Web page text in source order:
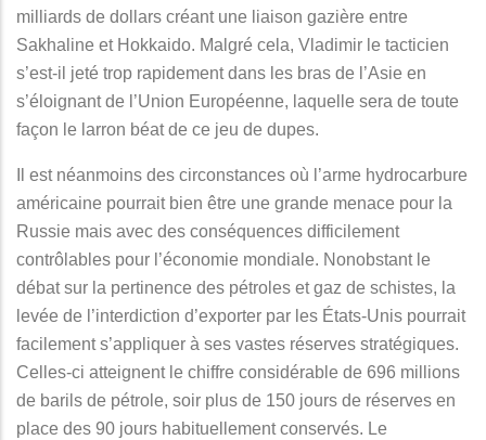
milliards de dollars créant une liaison gazière entre
Sakhaline et Hokkaido. Malgré cela, Vladimir le tacticien
s’est-il jeté trop rapidement dans les bras de l’Asie en
s’éloignant de l’Union Européenne, laquelle sera de toute
façon le larron béat de ce jeu de dupes.
Il est néanmoins des circonstances où l’arme hydrocarbure
américaine pourrait bien être une grande menace pour la
Russie mais avec des conséquences difficilement
contrôlables pour l’économie mondiale. Nonobstant le
débat sur la pertinence des pétroles et gaz de schistes, la
levée de l’interdiction d’exporter par les États-Unis pourrait
facilement s’appliquer à ses vastes réserves stratégiques.
Celles-ci atteignent le chiffre considérable de 696 millions
de barils de pétrole, soir plus de 150 jours de réserves en
place des 90 jours habituellement conservés. Le